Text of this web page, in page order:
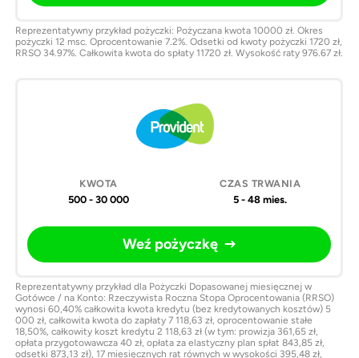
Reprezentatywny przykład pożyczki: Pożyczana kwota 10000 zł. Okres
pożyczki 12 msc. Oprocentowanie 7.2%. Odsetki od kwoty pożyczki 1720 zł,
RRSO 34.97%. Całkowita kwota do spłaty 11720 zł. Wysokość raty 976.67 zł.
500 - 30 000 5 - 48 mies.
Weź pożyczkę
Reprezentatywny przykład dla Pożyczki Dopasowanej miesięcznej w
Gotówce / na Konto: Rzeczywista Roczna Stopa Oprocentowania (RRSO)
wynosi 60,40% całkowita kwota kredytu (bez kredytowanych kosztów) 5
000 zł, całkowita kwota do zapłaty 7 118,63 zł, oprocentowanie stałe
18,50%, całkowity koszt kredytu 2 118,63 zł (w tym: prowizja 361,65 zł,
opłata przygotowawcza 40 zł, opłata za elastyczny plan spłat 843,85 zł,
odsetki 873,13 zł), 17 miesięcznych rat równych w wysokości 395,48 zł,